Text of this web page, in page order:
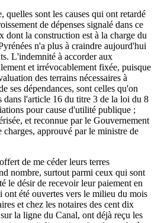
quelles sont les causes qui ont retardé
de dépenses signalé dans ce
dont la construction est à la charge du
n'a plus à craindre aujourd'hui
L'indemnité à accorder aux
et irrévocablement fixée, puisque
des terrains nécessaires à
ses dépendances, sont celles qu'on
dans l'article 16 du titre 3 de la loi du 8
pour cause d'utilité publique ;
et reconnue par le Gouvernement
approuvé par le ministre de
de me céder leurs terres
nombre, surtout parmi ceux qui sont
le désir de recevoir leur paiement en
ont été ouvertes vers le milieu du mois
et chez les notaires des cent dix
la ligne du Canal, ont déjà reçu les